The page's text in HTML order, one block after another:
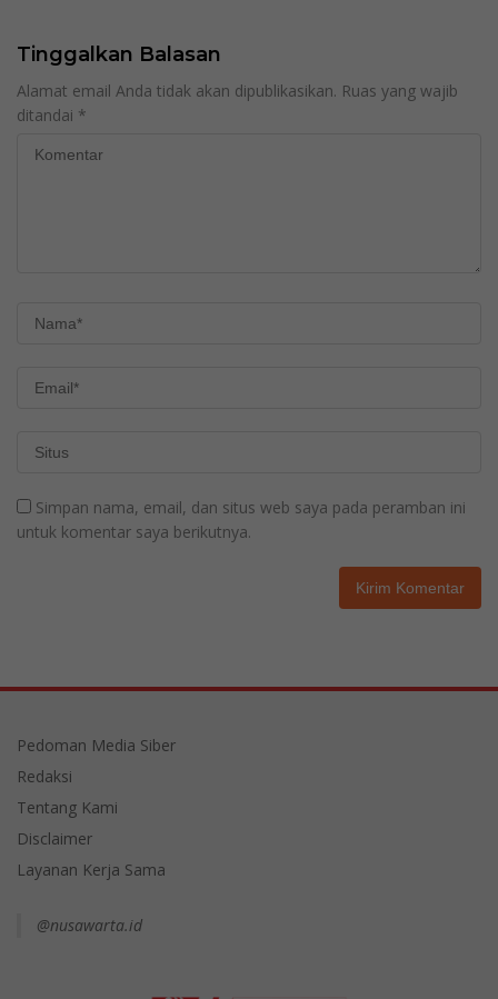
Tinggalkan Balasan
Alamat email Anda tidak akan dipublikasikan. Ruas yang wajib
ditandai *
Simpan nama, email, dan situs web saya pada peramban ini
untuk komentar saya berikutnya.
Pedoman Media Siber
Redaksi
Tentang Kami
Disclaimer
Layanan Kerja Sama
@nusawarta.id